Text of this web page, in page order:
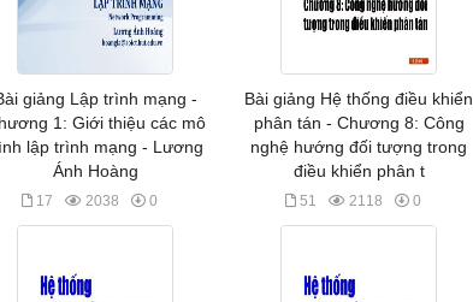
giảng Lập trình mạng -
1: Giới thiệu các mô
lập trình mạng - Lương
Ánh Hoàng
17 2038 0
Bài giảng Hệ thống điều khiển
phân tán - Chương 8: Công
nghệ hướng đối tượng trong
điều khiển phân t
51 2118 0